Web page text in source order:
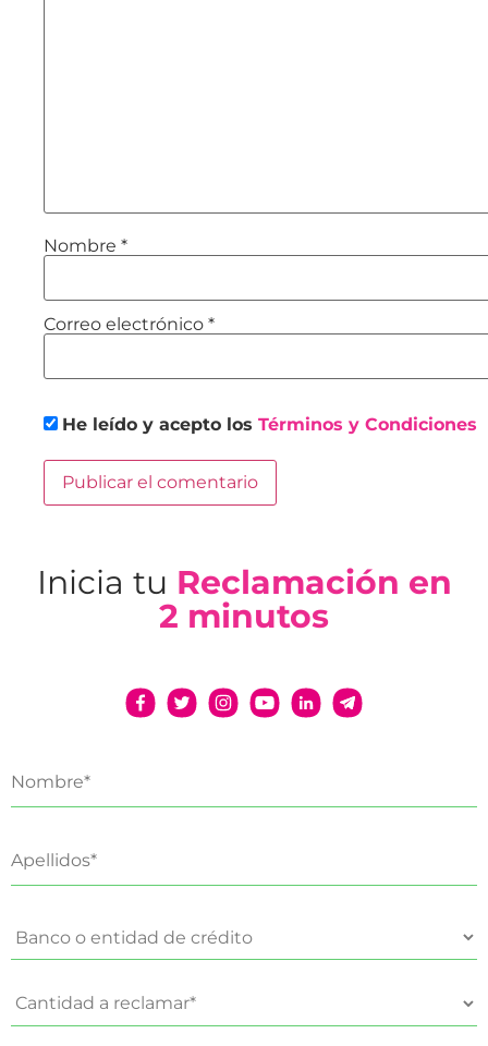
Nombre *
Correo electrónico *
He leído y acepto los Términos y Condiciones
Inicia tu Reclamación en
2 minutos